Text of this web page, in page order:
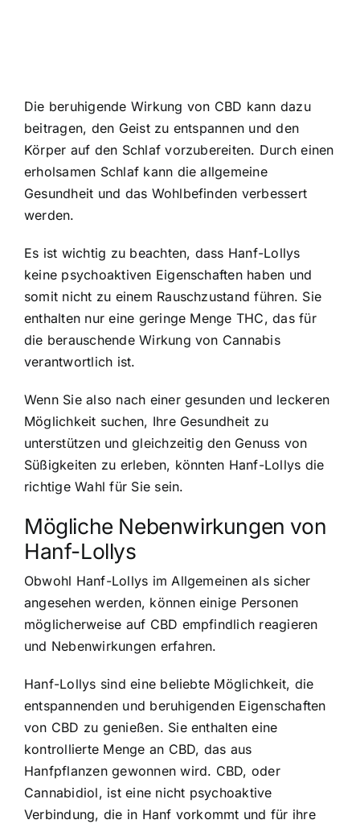
Die beruhigende Wirkung von CBD kann dazu
beitragen, den Geist zu entspannen und den
Körper auf den Schlaf vorzubereiten. Durch einen
erholsamen Schlaf kann die allgemeine
Gesundheit und das Wohlbefinden verbessert
werden.
Es ist wichtig zu beachten, dass Hanf-Lollys
keine psychoaktiven Eigenschaften haben und
somit nicht zu einem Rauschzustand führen. Sie
enthalten nur eine geringe Menge THC, das für
die berauschende Wirkung von Cannabis
verantwortlich ist.
Wenn Sie also nach einer gesunden und leckeren
Möglichkeit suchen, Ihre Gesundheit zu
unterstützen und gleichzeitig den Genuss von
Süßigkeiten zu erleben, könnten Hanf-Lollys die
richtige Wahl für Sie sein.
Mögliche Nebenwirkungen von
Hanf-Lollys
Obwohl Hanf-Lollys im Allgemeinen als sicher
angesehen werden, können einige Personen
möglicherweise auf CBD empfindlich reagieren
und Nebenwirkungen erfahren.
Hanf-Lollys sind eine beliebte Möglichkeit, die
entspannenden und beruhigenden Eigenschaften
von CBD zu genießen. Sie enthalten eine
kontrollierte Menge an CBD, das aus
Hanfpflanzen gewonnen wird. CBD, oder
Cannabidiol, ist eine nicht psychoaktive
Verbindung, die in Hanf vorkommt und für ihre